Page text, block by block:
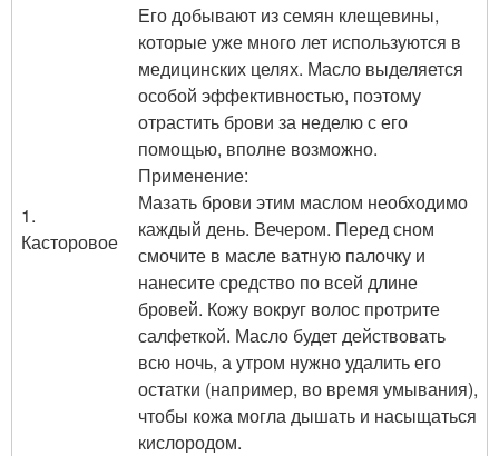
1.
Касторовое
Его добывают из семян клещевины,
которые уже много лет используются в
медицинских целях. Масло выделяется
особой эффективностью, поэтому
отрастить брови за неделю с его
помощью, вполне возможно.
Применение:
Мазать брови этим маслом необходимо
каждый день. Вечером. Перед сном
смочите в масле ватную палочку и
нанесите средство по всей длине
бровей. Кожу вокруг волос протрите
салфеткой. Масло будет действовать
всю ночь, а утром нужно удалить его
остатки (например, во время умывания),
чтобы кожа могла дышать и насыщаться
кислородом.